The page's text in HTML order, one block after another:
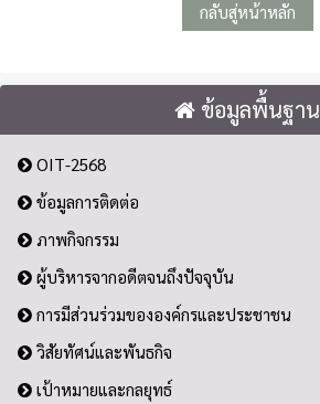
กลับสู่หน้าหลัก
ข้อมูลพื้นฐาน
OIT-2568
ข้อมูลการติดต่อ
ภาพกิจกรรม
ผู้บริหารจากอดีตจนถึงปัจจุบัน
การมีส่วนร่วมขององค์กรและประชาชน
วิสัยทัศน์และพันธกิจ
เป้าหมายและกลยุทธ์